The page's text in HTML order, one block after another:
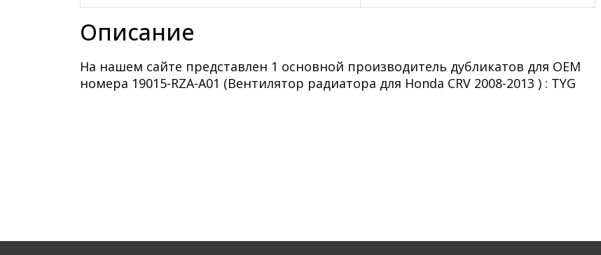
Описание
На нашем сайте представлен 1 основной производитель дубликатов для OEM
номера 19015-RZA-A01 (Вентилятор радиатора для Honda CRV 2008-2013 ) : TYG